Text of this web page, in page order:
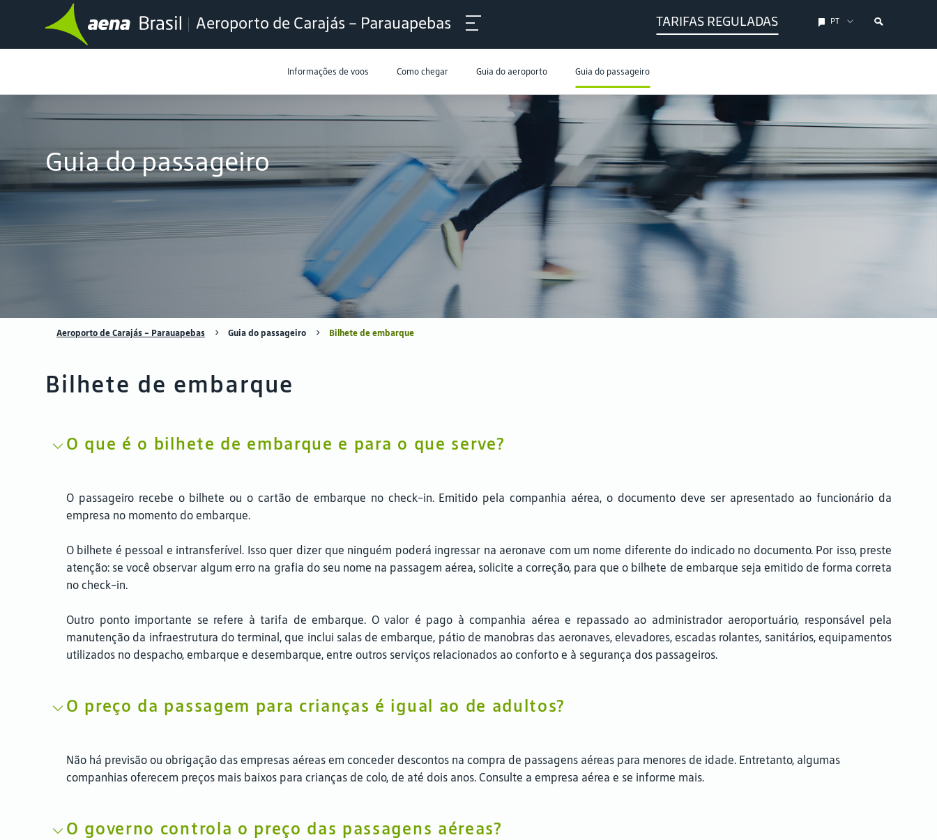
Aeroporto de Carajás – Parauapebas TARIFAS REGULADAS PT
Informações de voos Como chegar Guia do aeroporto Guia do passageiro
Guia do passageiro
Aeroporto de Carajás – Parauapebas Guia do passageiro Bilhete de embarque
Bilhete de embarque
O que é o bilhete de embarque e para o que serve?
O passageiro recebe o bilhete ou o cartão de embarque no check-in. Emitido pela companhia aérea, o documento deve ser apresentado ao funcionário da
empresa no momento do embarque.
O bilhete é pessoal e intransferível. Isso quer dizer que ninguém poderá ingressar na aeronave com um nome diferente do indicado no documento. Por isso, preste
atenção: se você observar algum erro na grafia do seu nome na passagem aérea, solicite a correção, para que o bilhete de embarque seja emitido de forma correta
no check-in.
Outro ponto importante se refere à tarifa de embarque. O valor é pago à companhia aérea e repassado ao administrador aeroportuário, responsável pela
manutenção da infraestrutura do terminal, que inclui salas de embarque, pátio de manobras das aeronaves, elevadores, escadas rolantes, sanitários, equipamentos
utilizados no despacho, embarque e desembarque, entre outros serviços relacionados ao conforto e à segurança dos passageiros.
O preço da passagem para crianças é igual ao de adultos?
Não há previsão ou obrigação das empresas aéreas em conceder descontos na compra de passagens aéreas para menores de idade. Entretanto, algumas
companhias oferecem preços mais baixos para crianças de colo, de até dois anos. Consulte a empresa aérea e se informe mais.
O governo controla o preço das passagens aéreas?